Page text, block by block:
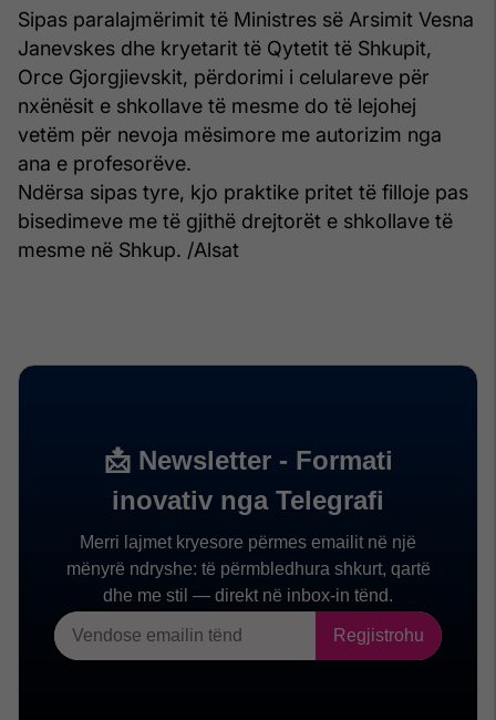
Sipas paralajmërimit të Ministres së Arsimit Vesna
Janevskes dhe kryetarit të Qytetit të Shkupit,
Orce Gjorgjievskit, përdorimi i celulareve për
nxënësit e shkollave të mesme do të lejohej
vetëm për nevoja mësimore me autorizim nga
ana e profesorëve.
Ndërsa sipas tyre, kjo praktike pritet të filloje pas
bisedimeve me të gjithë drejtorët e shkollave të
mesme në Shkup. /Alsat